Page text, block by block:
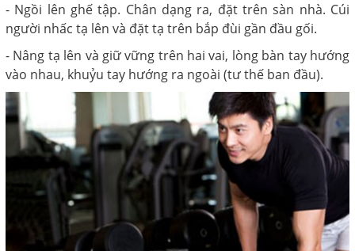
- Ngồi lên ghế tập. Chân dạng ra, đặt trên sàn nhà. Cúi
người nhấc tạ lên và đặt tạ trên bắp đùi gần đầu gối.
- Nâng tạ lên và giữ vững trên hai vai, lòng bàn tay hướng
vào nhau, khuỷu tay hướng ra ngoài (tư thế ban đầu).